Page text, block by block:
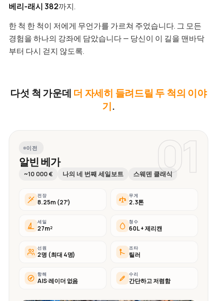
베리-래시 382까지.
한 척 한 척이 저에게 무언가를 가르쳐 주었습니다. 그 모든
경험을 하나의 강좌에 담았습니다 — 당신이 이 길을 맨바닥
부터 다시 걷지 않도록.
다섯 척 가운데 더 자세히 들려드릴 두 척의 이야
기.
01
이전
알빈 베가
~10 000 € 나의 네 번째 세일보트 스웨덴 클래식
전장
8.25m (27′)
무게
2.3톤
세일
27m²
청수
60L + 제리캔
선원
2명 (최대 4명)
조타
틸러
항해
AIS·레이더 없음
수리
간단하고 저렴함